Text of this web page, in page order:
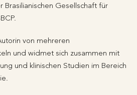
Gesellschaft für
von mehreren
und widmet sich zusammen mit
und klinischen Studien im Bereich